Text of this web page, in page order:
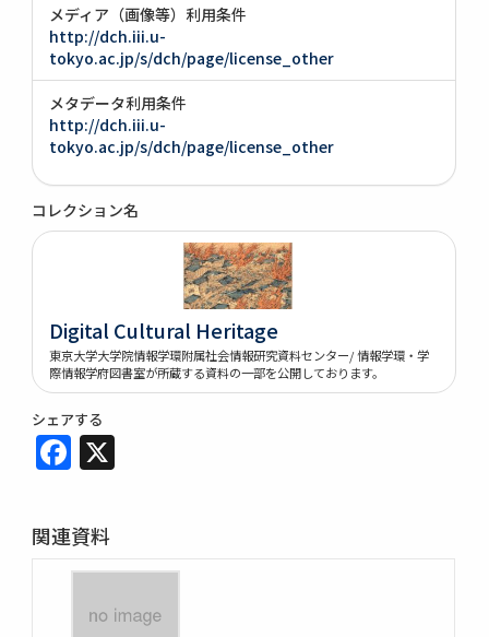
メディア（画像等）利用条件
http://dch.iii.u-
tokyo.ac.jp/s/dch/page/license_other
メタデータ利用条件
http://dch.iii.u-
tokyo.ac.jp/s/dch/page/license_other
コレクション名
Digital Cultural Heritage
東京大学大学院情報学環附属社会情報研究資料センター/ 情報学環・学
際情報学府図書室が所蔵する資料の一部を公開しております。
シェアする
Facebook
関連資料